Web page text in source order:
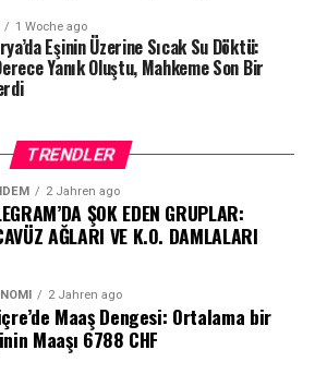
1 Woche ago
Eşinin Üzerine Sıcak Su Döktü:
Yanık Oluştu, Mahkeme Son Bir
TRENDLER
2 Jahren ago
ŞOK EDEN GRUPLAR:
AĞLARI VE K.O. DAMLALARI
2 Jahren ago
Maaş Dengesi: Ortalama bir
Maaşı 6788 CHF